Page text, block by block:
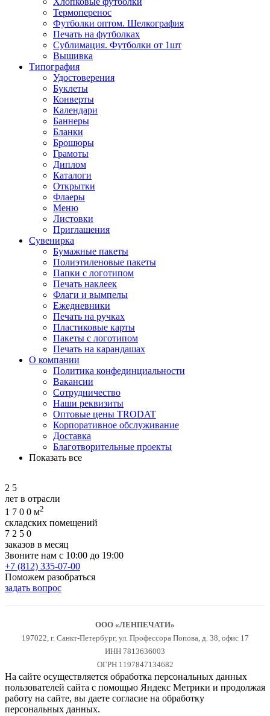
Термоперенос
Футболки оптом. Шелкография
Печать на футболках
Сублимация. Футболки от 1шт
Вышивка
Типография
Удостоверения
Буклеты
Конверты
Календари
Баннеры
Бланки
Брошюры
Грамоты
Диплом
Каталоги
Открытки
Флаеры
Меню
Листовки
Приглашения
Сувенирка
Бумажные пакеты
Полиэтиленовые пакеты
Папки с логотипом
Печать наклеек
Флаги и вымпелы
Ежедневники
Печать на ручках
Пластиковые карты
Пакеты с логотипом
Печать на карандашах
О компании
Политика конфединциальности
Вакансии
Сотрудничество
Наши реквизиты
Оптовые цены TRODAT
Корпоративное обслуживание
Доставка
Благотворительные проекты
Показать все
2 5
лет в отрасли
1 7 0 0 м2
складских помещений
7 2 5 0
заказов в месяц
Звоните нам с 10:00 до 19:00
+7 (812) 335-07-00
Поможем разобраться
задать вопрос
ООО «ЛЕНПЕЧАТИ»
197022, г. Санкт-Петербург, ул. Профессора Попова, д. 38, офис 17
ИНН 7813636003
ОГРН 1197847134682
На сайте осуществляется обработка персональных данных
пользователей сайта с помощью Яндекс Метрики и продолжая
работу на сайте, вы даете согласие на обработку
персональных данных.